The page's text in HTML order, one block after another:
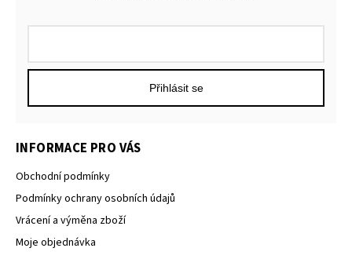
Přihlásit se
INFORMACE PRO VÁS
Obchodní podmínky
Podmínky ochrany osobních údajů
Vrácení a výměna zboží
Moje objednávka